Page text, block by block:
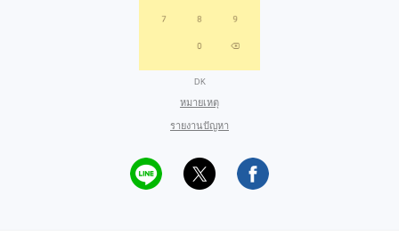
DK
หมายเหตุ
รายงานปัญหา